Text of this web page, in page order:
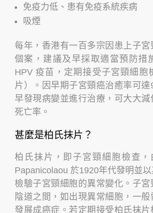
免疫力低、患有免疫系統疾病
吸煙
每年，香港有一百多宗因患上子宮
個案，建議及早採取適當預防措
HPV 疫苗，定期接受子宮頸細胞
片）。因早期子宮頸癌治癒率可達
早發現病變並進行治療，可大大減
死亡率。
甚麼是柏氏抹片？
柏氏抹片，即子宮頸細胞檢查，
Papanicolaou 於1920年代發明並
檢驗子宮頸細胞的異常變化。子宮
陰道之間，如出現異常細胞，一
發展成癌症。若定期接受柏氏抹